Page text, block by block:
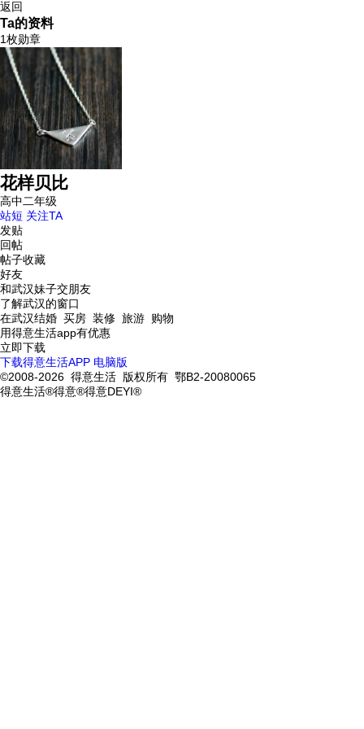
返回
Ta的资料
1枚勋章
花样贝比
高中二年级
站短 关注TA
发贴
回帖
帖子收藏
好友
和武汉妹子交朋友
了解武汉的窗口
在武汉结婚 买房 装修 旅游 购物
用得意生活app有优惠
立即下载
下载得意生活APP 电脑版
©2008-2026 得意生活 版权所有 鄂B2-20080065
得意生活®得意®得意DEYI®